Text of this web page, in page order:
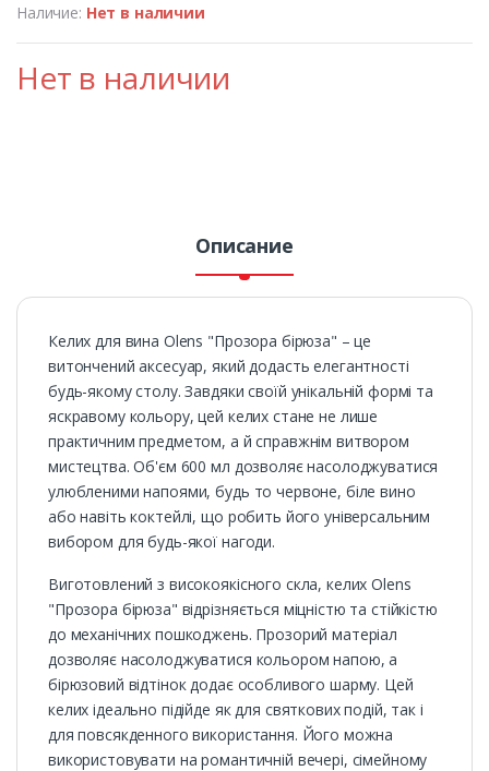
Наличие: Нет в наличии
Нет в наличии
Описание
Келих для вина Olens "Прозора бірюза" – це
витончений аксесуар, який додасть елегантності
будь-якому столу. Завдяки своїй унікальній формі та
яскравому кольору, цей келих стане не лише
практичним предметом, а й справжнім витвором
мистецтва. Об'єм 600 мл дозволяє насолоджуватися
улюбленими напоями, будь то червоне, біле вино
або навіть коктейлі, що робить його універсальним
вибором для будь-якої нагоди.
Виготовлений з високоякісного скла, келих Olens
"Прозора бірюза" відрізняється міцністю та стійкістю
до механічних пошкоджень. Прозорий матеріал
дозволяє насолоджуватися кольором напою, а
бірюзовий відтінок додає особливого шарму. Цей
келих ідеально підійде як для святкових подій, так і
для повсякденного використання. Його можна
використовувати на романтичній вечері, сімейному